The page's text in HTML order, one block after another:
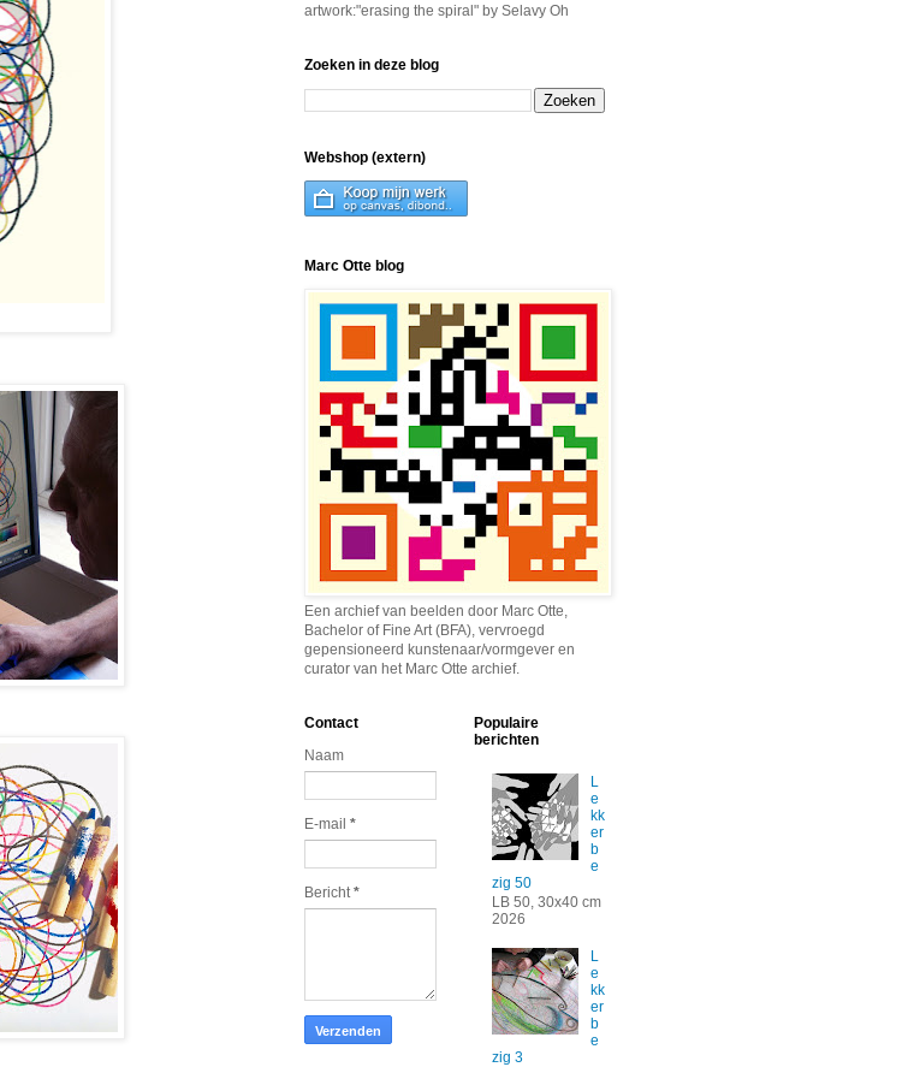
artwork:"erasing the spiral" by Selavy Oh
Zoeken in deze blog
Webshop (extern)
Marc Otte blog
Een archief van beelden door Marc Otte,
Bachelor of Fine Art (BFA), vervroegd
gepensioneerd kunstenaar/vormgever en
curator van het Marc Otte archief.
Contact
Naam
E-mail *
Bericht*
Populaire
berichten
L
e
kk
er
b
e
zig 50
LB 50, 30x40 cm
2026
L
e
kk
er
b
e
zig 3